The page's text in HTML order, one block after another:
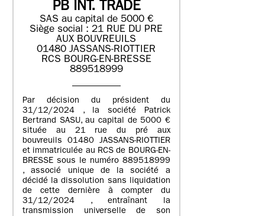
PB INT. TRADE
SAS au capital de 5000 €
Siège social : 21 RUE DU PRE
AUX BOUVREUILS
01480 JASSANS-RIOTTIER
RCS BOURG-EN-BRESSE
889518999
Par décision du président du
31/12/2024 , la société Patrick
Bertrand SASU, au capital de 5000 €
située au 21 rue du pré aux
bouvreuils 01480 JASSANS-RIOTTIER
et immatriculée au RCS de BOURG-EN-
BRESSE sous le numéro 889518999
, associé unique de la société a
décidé la dissolution sans liquidation
de cette dernière à compter du
31/12/2024 , entraînant la
transmission universelle de son